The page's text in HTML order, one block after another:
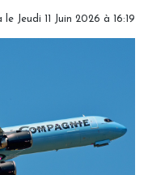
le Jeudi 11 Juin 2026 à 16:19